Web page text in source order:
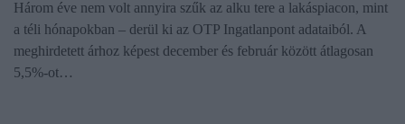
Három éve nem volt annyira szűk az alku tere a lakáspiacon, mint
a téli hónapokban – derül ki az OTP Ingatlanpont adataiból. A
meghirdetett árhoz képest december és február között átlagosan
5,5%-ot…